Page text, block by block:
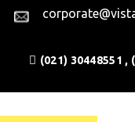
(021) 30448551 ,